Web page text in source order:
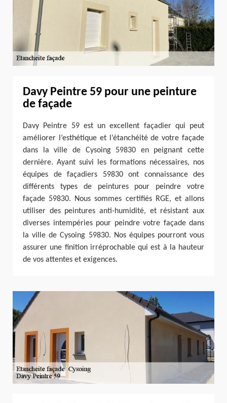
Davy Peintre 59 pour une peinture
de façade
Davy Peintre 59 est un excellent façadier qui peut
améliorer l’esthétique et l’étanchéité de votre façade
dans la ville de Cysoing 59830 en peignant cette
dernière. Ayant suivi les formations nécessaires, nos
équipes de façadiers 59830 ont connaissance des
différents types de peintures pour peindre votre
façade 59830. Nous sommes certifiés RGE, et allons
utiliser des peintures anti-humidité, et résistant aux
diverses intempéries pour peindre votre façade dans
la ville de Cysoing 59830. Nos équipes pourront vous
assurer une finition irréprochable qui est à la hauteur
de vos attentes et exigences.